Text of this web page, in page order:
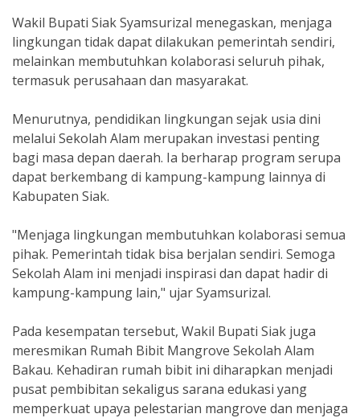
Wakil Bupati Siak Syamsurizal menegaskan, menjaga
lingkungan tidak dapat dilakukan pemerintah sendiri,
melainkan membutuhkan kolaborasi seluruh pihak,
termasuk perusahaan dan masyarakat.
Menurutnya, pendidikan lingkungan sejak usia dini
melalui Sekolah Alam merupakan investasi penting
bagi masa depan daerah. Ia berharap program serupa
dapat berkembang di kampung-kampung lainnya di
Kabupaten Siak.
"Menjaga lingkungan membutuhkan kolaborasi semua
pihak. Pemerintah tidak bisa berjalan sendiri. Semoga
Sekolah Alam ini menjadi inspirasi dan dapat hadir di
kampung-kampung lain," ujar Syamsurizal.
Pada kesempatan tersebut, Wakil Bupati Siak juga
meresmikan Rumah Bibit Mangrove Sekolah Alam
Bakau. Kehadiran rumah bibit ini diharapkan menjadi
pusat pembibitan sekaligus sarana edukasi yang
memperkuat upaya pelestarian mangrove dan menjaga